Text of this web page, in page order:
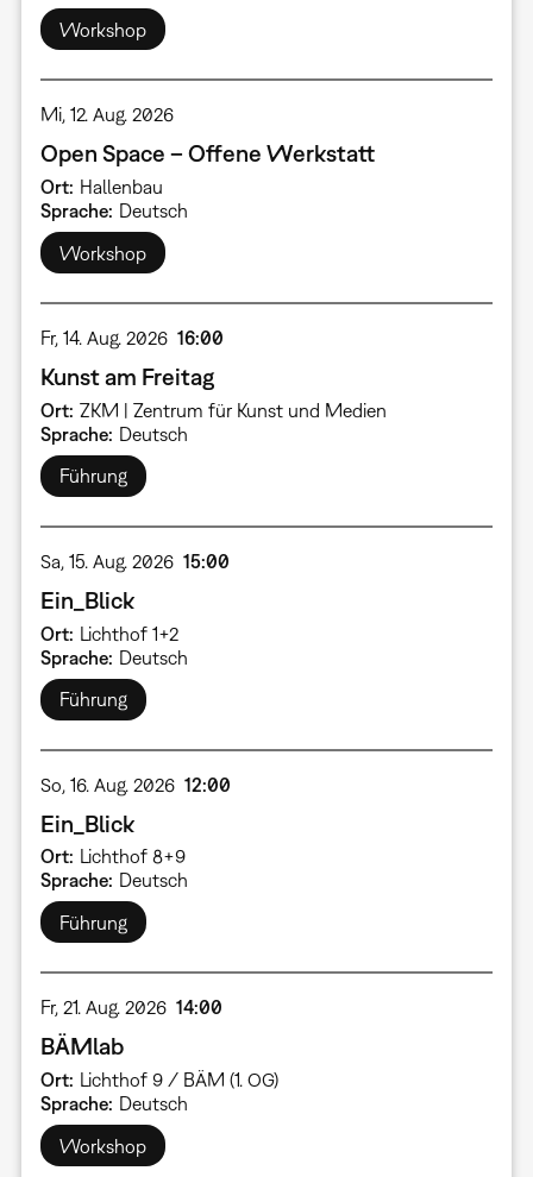
Workshop
Mi, 12. Aug. 2026
Open Space – Offene Werkstatt
Ort Hallenbau
Sprache Deutsch
Workshop
Fr, 14. Aug. 2026 16:00
Kunst am Freitag
Ort ZKM | Zentrum für Kunst und Medien
Sprache Deutsch
Führung
Sa, 15. Aug. 2026 15:00
Ein_Blick
Ort Lichthof 1+2
Sprache Deutsch
Führung
So, 16. Aug. 2026 12:00
Ein_Blick
Ort Lichthof 8+9
Sprache Deutsch
Führung
Fr, 21. Aug. 2026 14:00
BÄMlab
Ort Lichthof 9 / BÄM (1. OG)
Sprache Deutsch
Workshop